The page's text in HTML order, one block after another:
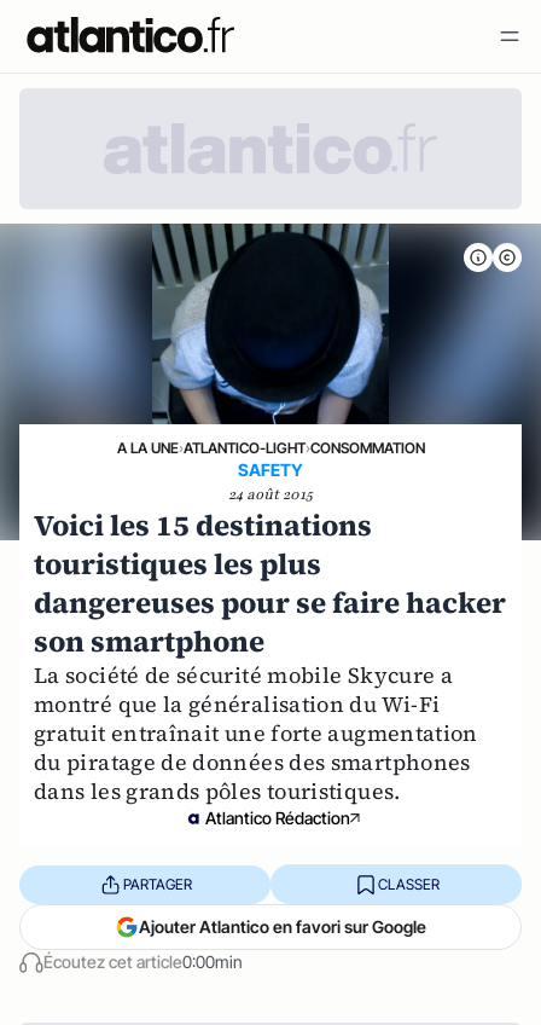
A LA UNE›ATLANTICO-LIGHT›CONSOMMATION
SAFETY
24 août 2015
Voici les 15 destinations
touristiques les plus
dangereuses pour se faire hacker
son smartphone
La société de sécurité mobile Skycure a
montré que la généralisation du Wi-Fi
gratuit entraînait une forte augmentation
du piratage de données des smartphones
dans les grands pôles touristiques.
Atlantico Rédaction
Écoutez cet article0:00min
PARTAGER CLASSER
Ajouter Atlantico en favori sur Google